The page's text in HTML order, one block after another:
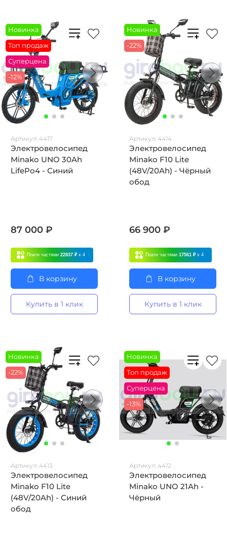
Новинка
Топ продаж
Суперцена
-12%
Артикул: 4417
Электровелосипед
Minako UNO 30Ah
LifePo4 - Синий
87 000 ₽
Плати частями 22837 ₽ x 4
В корзину
Купить в 1 клик
Новинка
-22%
Артикул: 4414
Электровелосипед
Minako F10 Lite
(48V/20Ah) - Чёрный
обод
66 900 ₽
Плати частями 17561 ₽ x 4
В корзину
Купить в 1 клик
Новинка
-22%
Артикул: 4413
Электровелосипед
Minako F10 Lite
(48V/20Ah) - Синий
обод
Новинка
Топ продаж
Суперцена
-13%
Артикул: 4412
Электровелосипед
Minako UNO 21Ah -
Чёрный